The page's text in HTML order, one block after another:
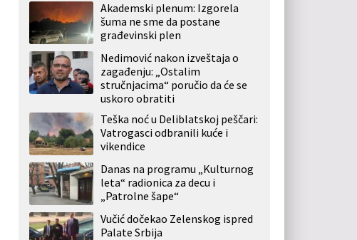
Akademski plenum: Izgorela
šuma ne sme da postane
građevinski plen
Nedimović nakon izveštaja o
zagađenju: „Ostalim
stručnjacima“ poručio da će se
uskoro obratiti
Teška noć u Deliblatskoj peščari:
Vatrogasci odbranili kuće i
vikendice
Danas na programu „Kulturnog
leta“ radionica za decu i
„Patrolne šape“
Vučić dočekao Zelenskog ispred
Palate Srbija